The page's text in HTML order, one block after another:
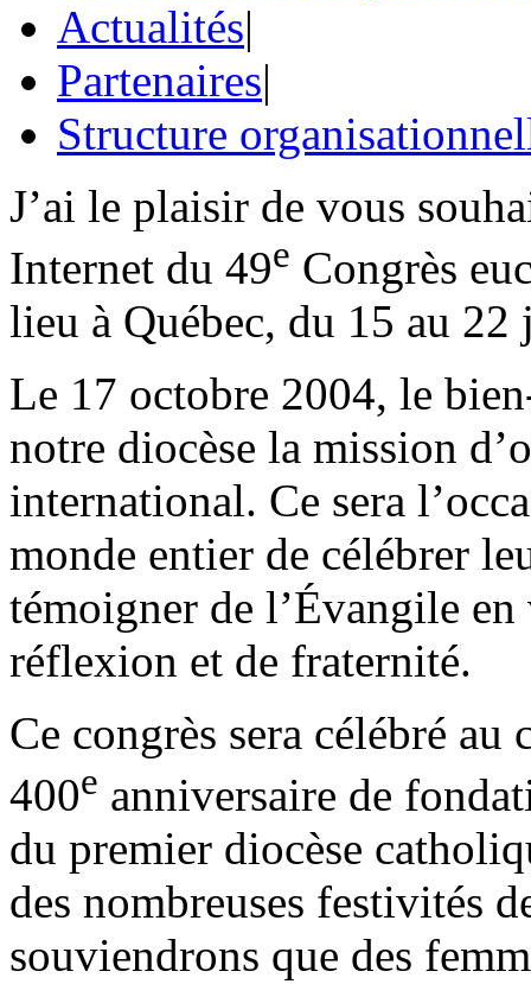
Actualités|
Partenaires|
Structure
J’ai le plaisir de vous
Internet du 49e Congrès
lieu à Québec, du 15 au
Le 17 octobre 2004, le
notre diocèse la mission
international. Ce sera
monde entier de célébrer
témoigner de l’Évangile
réflexion et de fraternité.
Ce congrès sera célébré au
400e anniversaire de
du premier diocèse
des nombreuses festivités
souviendrons que des